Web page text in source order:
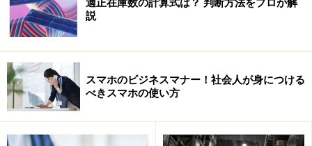
説
スマホのビジネスマナー！社会人が身につける
べきスマホの使い方